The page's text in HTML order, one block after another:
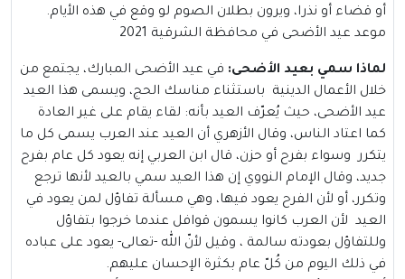
أو قضاء أو نذرا، ويرون بطلان الصوم لو وقع في هذه الأيام.
موعد عيد الأضحى في محافظة الشرقية 2021
لماذا سمي بعيد الأضحى: في عيد الأضحى المبارك، يجتمع من
خلال الأعمال الدينية باستثناء مناسك الحج، ويسمى هذا العيد
عيد الأضحى، حيث يُعرّف العيد بأنه: لقاء يقام على غير العادة
كما اعتاد الناس، وقال الأزهري أن العيد عند العرب يسمى كل ما
يتكرر وسواء بفرح أو حزن، قال ابن العربي إنه يعود كل عام بفرح
جديد، وقال الإمام النووي إن هذا العيد سمي بالعيد لأنها ترجع
وتكرر، أو لأن الفرح يعود فيها، وهي مسألة تفاؤل لمن يعود في
العيد لأن العرب كانوا يسمون قوافل عندما خرجوا بتفاؤل
وللتفاؤل بعودته سالمة ، وقيل لأنّ الله -تعالى- يعود على عباده
في ذلك اليوم من كُلّ عام بكثرة الإحسان عليهم.